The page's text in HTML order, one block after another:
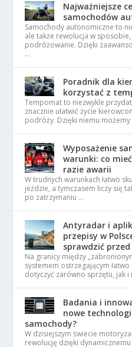
Najważniejsze
samochodów
Samochody autonomiczne to
ale także rewolucja w
podróżowanie. Dzięki
…
Poradnik dla
korzystać z
Tempomat to niezwykle
znacznie ułatwić życie
podróży. Dzięki niemu
Wyposażenie
warunki: co
razie awarii
W trudnych warunkach łatwo
jeździe, a tymczasem liczy się
po zatrzymaniu …
Antyradar i
przepisy w
sprawdzić
Na granicy między
systemem ostrzegającym
dotyczyć zarówno sprzętu, jak i
Badania i
nowe
samochody?
W dzisiejszym świecie
rewolucję dzięki